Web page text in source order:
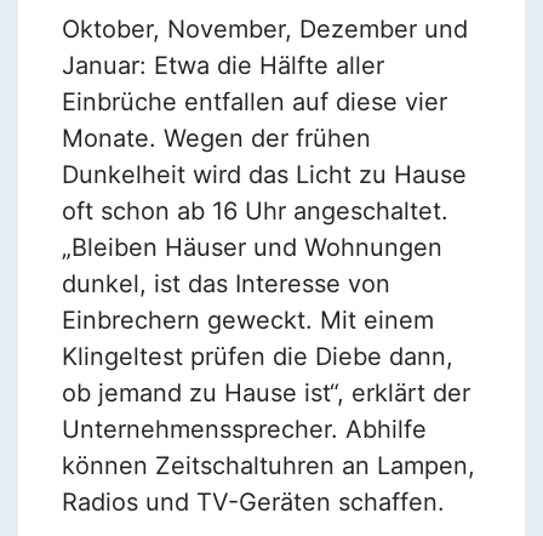
Oktober, November, Dezember und
Januar: Etwa die Hälfte aller
Einbrüche entfallen auf diese vier
Monate. Wegen der frühen
Dunkelheit wird das Licht zu Hause
oft schon ab 16 Uhr angeschaltet.
„Bleiben Häuser und Wohnungen
dunkel, ist das Interesse von
Einbrechern geweckt. Mit einem
Klingeltest prüfen die Diebe dann,
ob jemand zu Hause ist“, erklärt der
Unternehmenssprecher. Abhilfe
können Zeitschaltuhren an Lampen,
Radios und TV-Geräten schaffen.